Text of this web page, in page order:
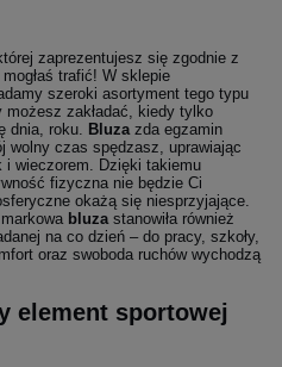
zaprezentujesz się zgodnie z
trafić! W sklepie
szeroki asortyment tego typu
możesz zakładać, kiedy tylko
dnia, roku.
Bluza zda egzamin
wolny czas spędzasz, uprawiając
i wieczorem. Dzięki takiemu
fizyczna nie będzie Ci
okażą się niesprzyjające.
bluza stanowiła również
na co dzień – do pracy, szkoły,
oraz swoboda ruchów wychodzą
element sportowej